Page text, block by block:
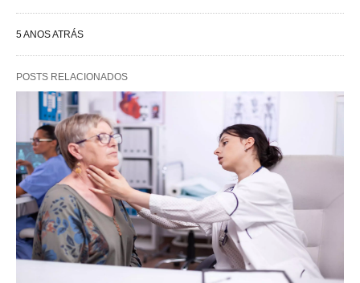
5 ANOS ATRÁS
POSTS RELACIONADOS